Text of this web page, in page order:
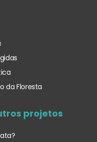
da Floresta
projetos